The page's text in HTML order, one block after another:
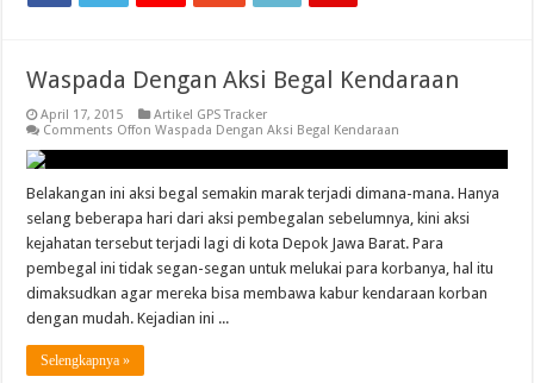
Waspada Dengan Aksi Begal Kendaraan
April 17, 2015
Artikel GPS Tracker
Comments Offon Waspada Dengan Aksi Begal Kendaraan
Belakangan ini aksi begal semakin marak terjadi dimana-mana. Hanya
selang beberapa hari dari aksi pembegalan sebelumnya, kini aksi
kejahatan tersebut terjadi lagi di kota Depok Jawa Barat. Para
pembegal ini tidak segan-segan untuk melukai para korbanya, hal itu
dimaksudkan agar mereka bisa membawa kabur kendaraan korban
dengan mudah. Kejadian ini ...
Selengkapnya »